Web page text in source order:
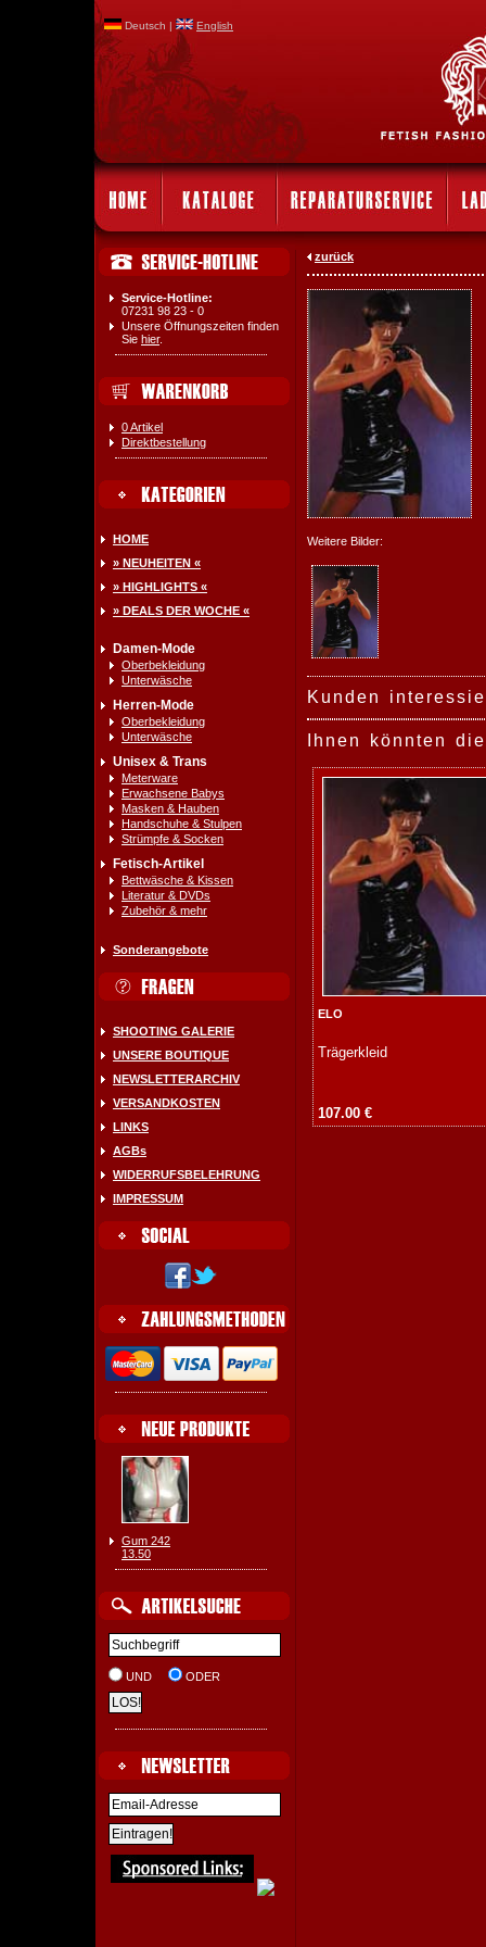
Deutsch | English
Service-Hotline:
07231 98 23 - 0
Unsere Öffnungszeiten finden
Sie hier.
0 Artikel
Direktbestellung
HOME
» NEUHEITEN «
» HIGHLIGHTS «
» DEALS DER WOCHE «
Damen-Mode
Oberbekleidung
Unterwäsche
Herren-Mode
Oberbekleidung
Unterwäsche
Unisex & Trans
Meterware
Erwachsene Babys
Masken & Hauben
Handschuhe & Stulpen
Strümpfe & Socken
Fetisch-Artikel
Bettwäsche & Kissen
Literatur & DVDs
Zubehör & mehr
Sonderangebote
SHOOTING GALERIE
UNSERE BOUTIQUE
NEWSLETTERARCHIV
VERSANDKOSTEN
LINKS
AGBs
WIDERRUFSBELEHRUNG
IMPRESSUM
Gum 242
13.50
UND ODER
zurück
Weitere Bilder:
Kunden
Ihnen könnten
ELO
Trägerkleid
107.00 €